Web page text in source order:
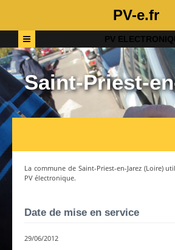
PV-e.fr
PV
Saint-Priest-
La commune de Saint-Priest-en-Jarez(Loire)
PV électronique.
Date de mise en service
29/06/2012